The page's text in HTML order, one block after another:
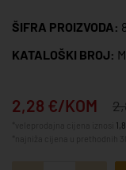
ŠIFRA PROIZVODA:
KATALOŠKI BROJ:
2,28 €/KOM